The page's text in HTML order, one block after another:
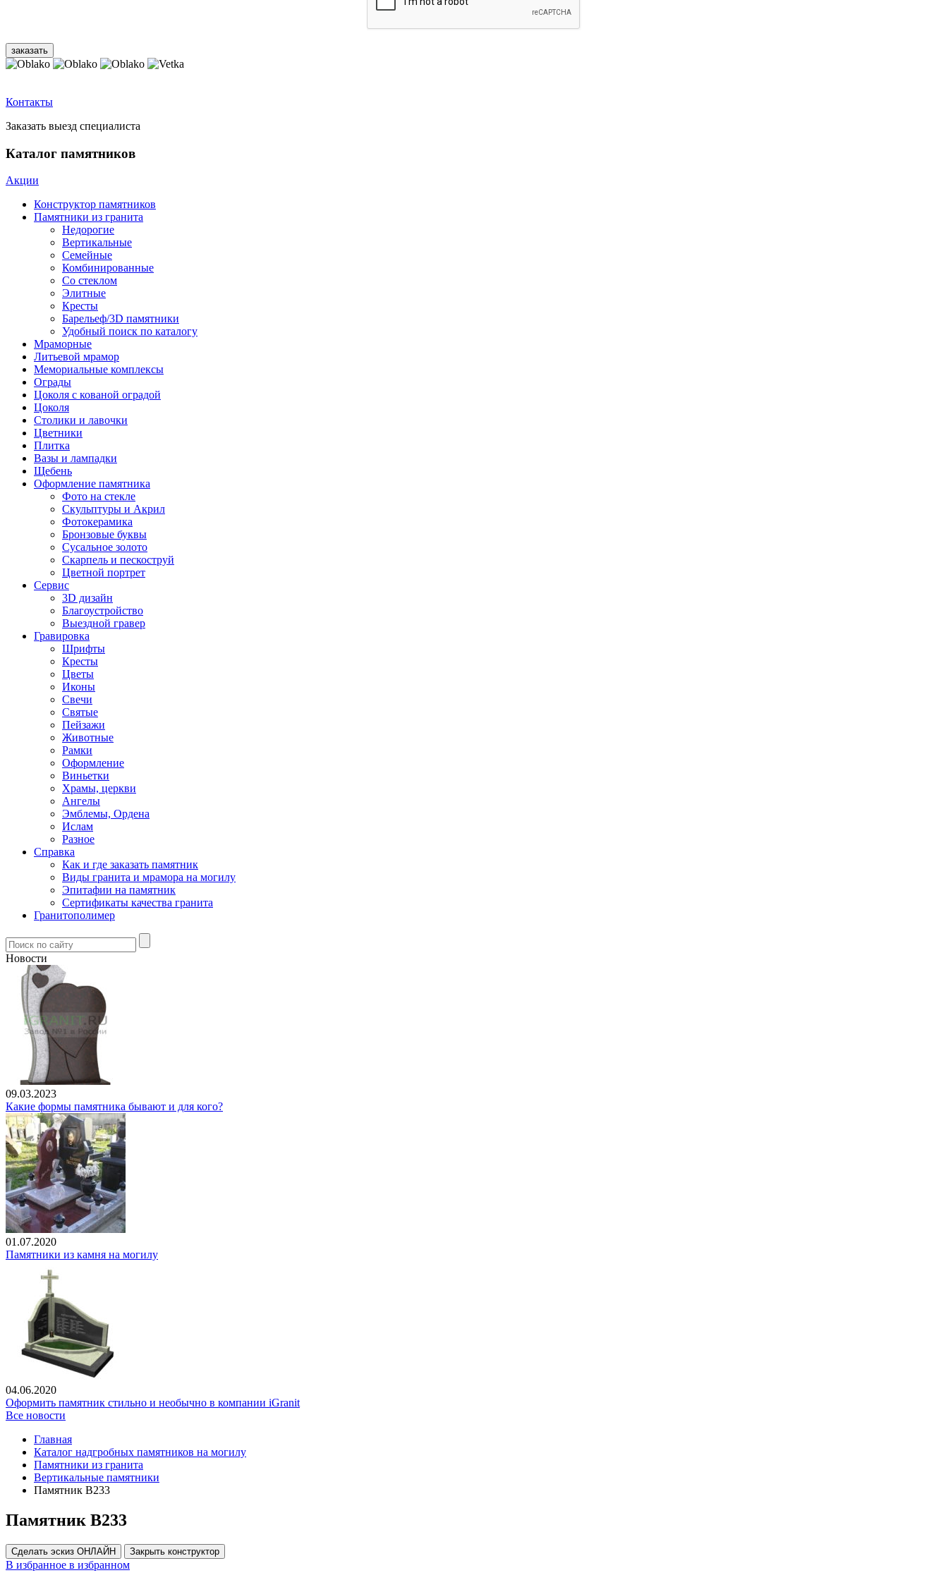
Контакты
Заказать выезд специалиста
Каталог памятников
Акции
Конструктор памятников
Памятники из гранита
Недорогие
Вертикальные
Семейные
Комбинированные
Со стеклом
Элитные
Кресты
Барельеф/3D памятники
Удобный поиск по каталогу
Мраморные
Литьевой мрамор
Мемориальные комплексы
Ограды
Цоколя с кованой оградой
Цоколя
Столики и лавочки
Цветники
Плитка
Вазы и лампадки
Щебень
Оформление памятника
Фото на стекле
Скульптуры и Акрил
Фотокерамика
Бронзовые буквы
Сусальное золото
Скарпель и пескоструй
Цветной портрет
Сервис
3D дизайн
Благоустройство
Выездной гравер
Гравировка
Шрифты
Кресты
Цветы
Иконы
Свечи
Святые
Пейзажи
Животные
Рамки
Оформление
Виньетки
Храмы, церкви
Ангелы
Эмблемы, Ордена
Ислам
Разное
Справка
Как и где заказать памятник
Виды гранита и мрамора на могилу
Эпитафии на памятник
Сертификаты качества гранита
Гранитополимер
Новости
09.03.2023
Какие формы памятника бывают и для кого?
01.07.2020
Памятники из камня на могилу
04.06.2020
Оформить памятник стильно и необычно в компании iGranit
Все новости
Главная
Каталог надгробных памятников на могилу
Памятники из гранита
Вертикальные памятники
Памятник В233
Памятник В233
Сделать эскиз ОНЛАЙН Закрыть конструктор
В избранное в избранном